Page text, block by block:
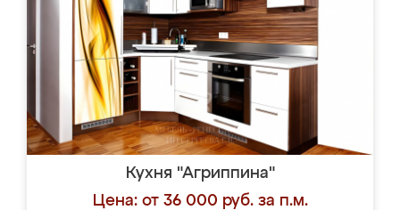
Кухня "Агриппина"
Цена: от 36 000 руб. за п.м.